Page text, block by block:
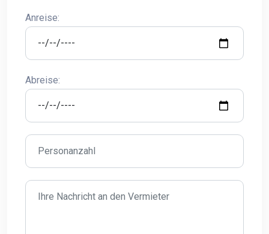
Anreise:
Abreise: